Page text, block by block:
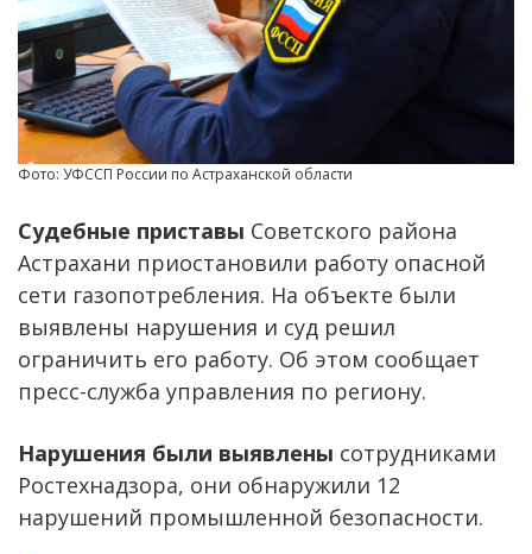
Фото: УФССП России по Астраханской области
Судебные приставы Советского района
Астрахани приостановили работу опасной
сети газопотребления. На объекте были
выявлены нарушения и суд решил
ограничить его работу. Об этом сообщает
пресс-служба управления по региону.
Нарушения были выявлены сотрудниками
Ростехнадзора, они обнаружили 12
нарушений промышленной безопасности.